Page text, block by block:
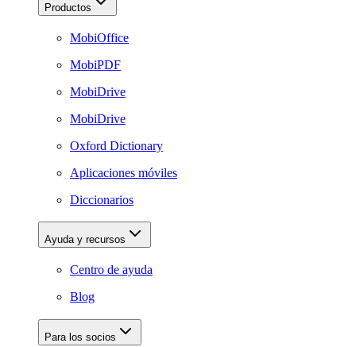
Productos
MobiOffice
MobiPDF
MobiDrive
MobiDrive
Oxford Dictionary
Aplicaciones móviles
Diccionarios
Ayuda y recursos
Centro de ayuda
Blog
Para los socios